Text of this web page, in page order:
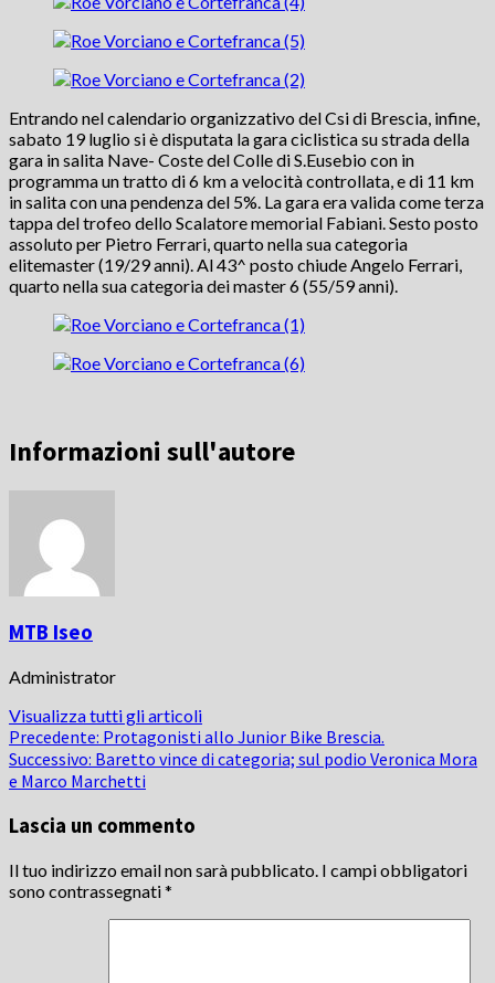
Entrando nel calendario organizzativo del Csi di Brescia, infine,
sabato 19 luglio si è disputata la gara ciclistica su strada della
gara in salita Nave- Coste del Colle di S.Eusebio con in
programma un tratto di 6 km a velocità controllata, e di 11 km
in salita con una pendenza del 5%. La gara era valida come terza
tappa del trofeo dello Scalatore memorial Fabiani. Sesto posto
assoluto per Pietro Ferrari, quarto nella sua categoria
elitemaster (19/29 anni). Al 43^ posto chiude Angelo Ferrari,
quarto nella sua categoria dei master 6 (55/59 anni).
Informazioni sull'autore
MTB Iseo
Administrator
Visualizza tutti gli articoli
Navigazione
articolo
Precedente: Protagonisti allo Junior Bike Brescia.
Successivo: Baretto vince di categoria; sul podio Veronica Mora
e Marco Marchetti
Lascia un commento
Il tuo indirizzo email non sarà pubblicato. I campi obbligatori
sono contrassegnati*